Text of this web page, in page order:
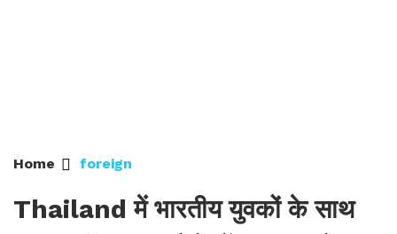
Home foreign
Thailand में भारतीय युवकों के साथ